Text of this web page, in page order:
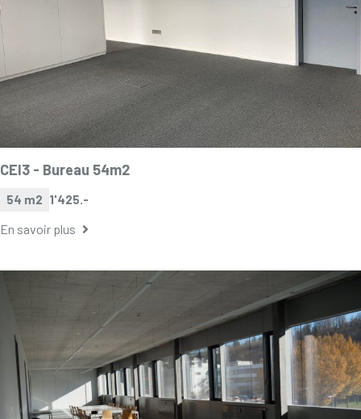
CEI3 - Bureau 54m2
54 m2 1'425.-
En savoir plus